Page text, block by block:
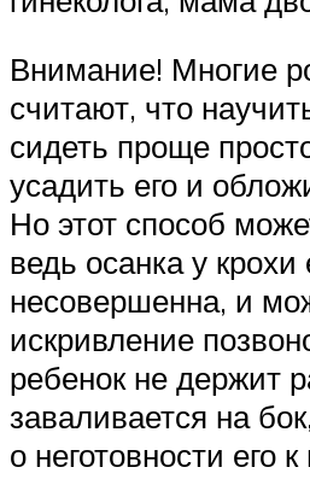
Внимание! Многие
считают, что
сидеть проще
усадить его и
Но этот способ
ведь осанка у
несовершенна, и
искривление
ребенок не держит
заваливается на
о неготовности его